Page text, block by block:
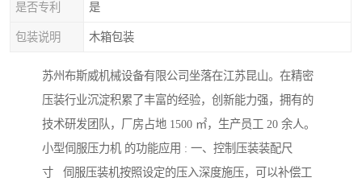
是否专利 是
包装说明 木箱包装
苏州布斯威机械设备有限公司坐落在江苏昆山。在精密
压装行业沉淀积累了丰富的经验，创新能力强，拥有的
技术研发团队，厂房占地 1500 ㎡，生产员工 20 余人。
小型伺服压力机 的功能应用 : 一、控制压装装配尺
寸 伺服压装机按照设定的压入深度施压，可以补偿工